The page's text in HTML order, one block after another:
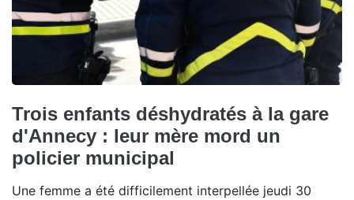
Trois enfants déshydratés à la gare
d'Annecy : leur mère mord un
policier municipal
Une femme a été difficilement interpellée jeudi 30